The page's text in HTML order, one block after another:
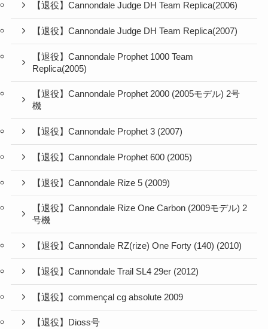
【退役】Cannondale Judge DH Team Replica(2006)
【退役】Cannondale Judge DH Team Replica(2007)
【退役】Cannondale Prophet 1000 Team
Replica(2005)
【退役】Cannondale Prophet 2000 (2005モデル) 2号
機
【退役】Cannondale Prophet 3 (2007)
【退役】Cannondale Prophet 600 (2005)
【退役】Cannondale Rize 5 (2009)
【退役】Cannondale Rize One Carbon (2009モデル) 2
号機
【退役】Cannondale RZ(rize) One Forty (140) (2010)
【退役】Cannondale Trail SL4 29er (2012)
【退役】commençal cg absolute 2009
【退役】Dioss号